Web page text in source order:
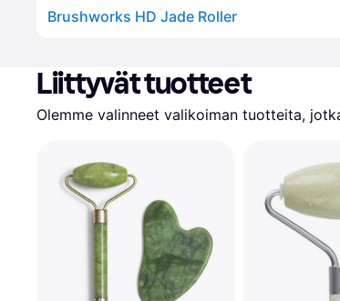
Brushworks HD Jade Roller
Liittyvät tuotteet
Olemme valinneet valikoiman tuotteita,